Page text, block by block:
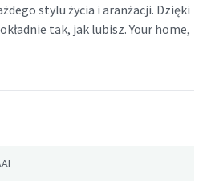
stylu życia i aranżacji. Dzięki
tak, jak lubisz. Your home,